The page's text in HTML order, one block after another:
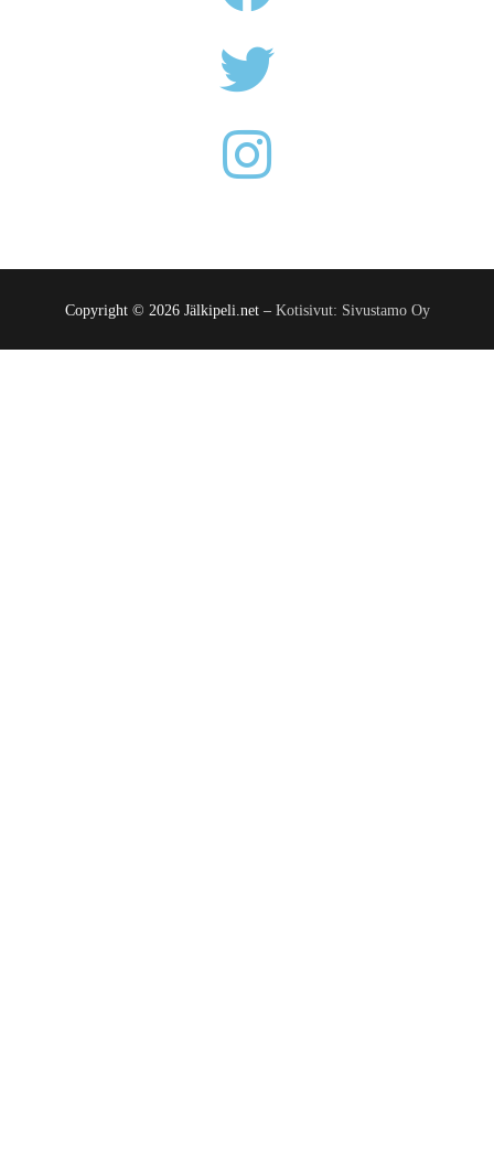
Copyright © 2026 Jälkipeli.net – Kotisivut: Sivustamo Oy